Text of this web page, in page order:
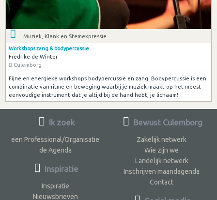
Muziek, Klank en Stemexpressie
Workshops zang & bodypercussie
Fredrike de Winter
Culemborg
Fijne en energieke workshops bodypercussie en zang. Bodypercussie is een
combinatie van ritme en beweging waarbij je muziek maakt op het meest
eenvoudige instrument dat je altijd bij de hand hebt, je lichaam!
Ik zoek
een Professional/Organisatie
de Agenda
Inspiratie
Inspiratie
Nieuwsbrieven
Bewust Culemborg
Zakelijk netwerk
Wie zijn we
Landelijk netwerk
Inschrijven maandagenda
Contact